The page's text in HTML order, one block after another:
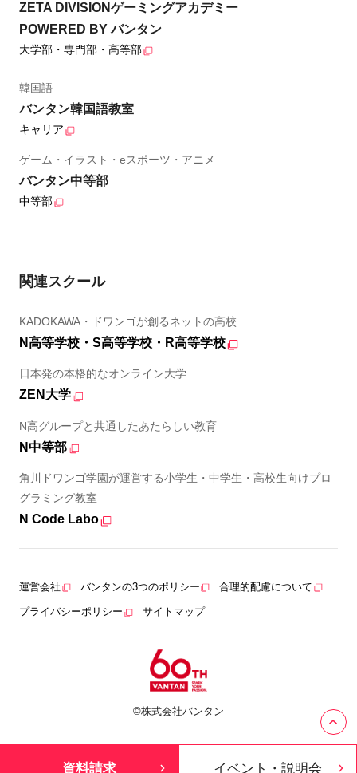
ZETA DIVISIONゲーミングアカデミー
POWERED BY バンタン
大学部・専門部・高等部
韓国語
バンタン韓国語教室
キャリア
ゲーム・イラスト・eスポーツ・アニメ
バンタン中等部
中等部
関連スクール
KADOKAWA・ドワンゴが創るネットの高校
N高等学校・S高等学校・R高等学校
日本発の本格的なオンライン大学
ZEN大学
N高グループと共通したあたらしい教育
N中等部
角川ドワンゴ学園が運営する小学生・中学生・高校生向けプロ
グラミング教室
N Code Labo
運営会社 バンタンの3つのポリシー 合理的配慮について
プライバシーポリシー サイトマップ
©株式会社バンタン
資料請求 イベント・説明会